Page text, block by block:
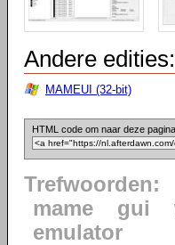
Andere edities:
MAMEUI (32-bit)
HTML code om naar deze
Trefwoorden:
mame
gui
emulator